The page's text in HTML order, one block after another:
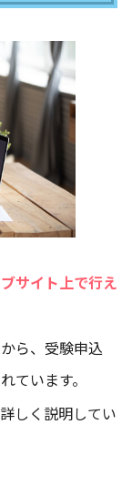
サイト上で行え
ら、受験申込
ています。
しく説明してい